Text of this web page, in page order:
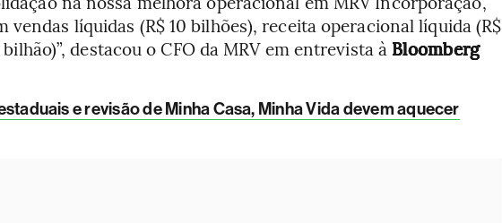
vendas líquidas (R$ 10 bilhões), receita operacional líquida (R$
destacou o CFO da MRV em entrevista à Bloomberg
e revisão de Minha Casa, Minha Vida devem aquecer